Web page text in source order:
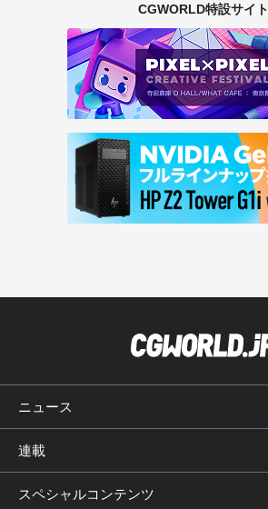
CGWORLD特設サイト
ニュース
連載
スペシャルコンテンツ